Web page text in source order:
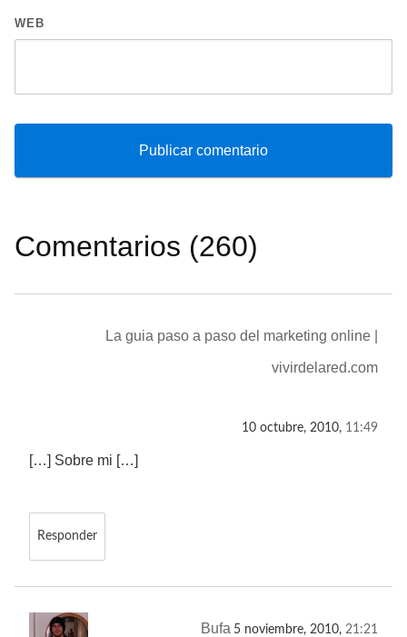
WEB
Comentarios (260)
La guia paso a paso del marketing online |
vivirdelared.com
10 octubre, 2010, 11:49
[…] Sobre mi […]
Responder
Bufa 5 noviembre, 2010, 21:21